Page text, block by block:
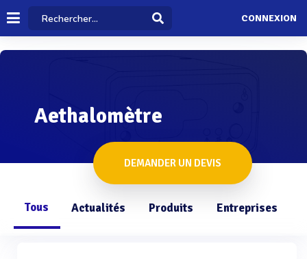
CONNEXION
Aethalomètre
DEMANDER UN DEVIS
Tous Actualités Produits Entreprises